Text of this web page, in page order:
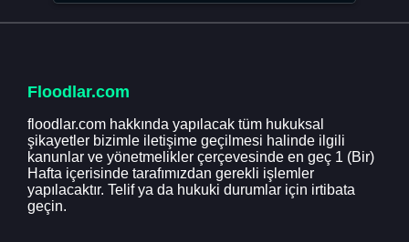
Floodlar.com
floodlar.com hakkında yapılacak tüm hukuksal
şikayetler bizimle iletişime geçilmesi halinde ilgili
kanunlar ve yönetmelikler çerçevesinde en geç 1 (Bir)
Hafta içerisinde tarafımızdan gerekli işlemler
yapılacaktır. Telif ya da hukuki durumlar için irtibata
geçin.